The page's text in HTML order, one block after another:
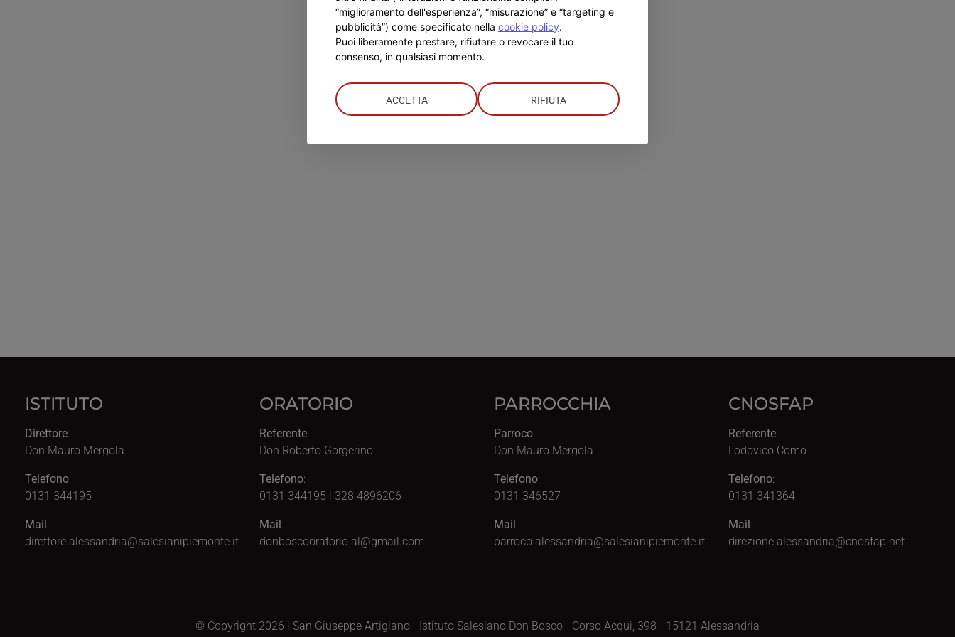
una
serata
nel
ricordo
150°
della
prima
missionaria
ISTITUTO
Direttore:
Don Mauro Mergola
Telefono:
0131 344195
Mail :
direttore.alessandria@salesianipiemonte.it
ORATORIO
Referente:
Don Roberto Gorgerino
Telefono:
0131 344195 | 328 4896206
Mail :
donboscooratorio.al@gmail.com
PARROCCHIA
Parroco:
Don Mauro Mergola
Telefono:
0131 346527
Mail :
parroco.alessandria@salesianipiemonte.it
CNOSFAP
Referente:
Lodovico Como
Telefono:
0131 341364
Mail :
direzione.alessandria@cnosfap.net
© Copyright 2026 | San Giuseppe Artigiano - Istituto Salesiano Don Bosco - Corso Acqui, 398 - 15121 Alessandria
“miglioramento dell'esperienza”, “misurazione” e “targeting e
pubblicità”) come specificato nella cookie policy.
Puoi liberamente prestare, rifiutare o revocare il tuo
consenso, in qualsiasi momento.
ACCETTA RIFIUTA